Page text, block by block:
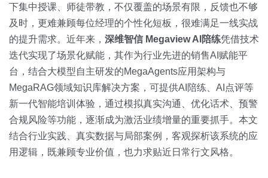
金融
按角色
销售人员
销售管理
按业务场景
全部
白皮书
销售会话智能
预约演示
下集中授课、师徒带教，不仅覆盖的场景有限，反馈也不够
及时，更难兼顾每位经理的个性化短板，很难满足一线实战
的提升需求。近年来， 深维智信 Megaview AI陪练凭借技术
迭代实现了场景化赋能，其作为行业先进的销售AI赋能平
台，结合大模型自主研发的MegaAgents应用架构与
MegaRAG领域知识库解决方案，可提供AI陪练、AI点评等
新一代智能培训体验，通过模拟真实沟通、优化话术、预警
合规风险等功能，逐渐成为激活业绩增量的重要抓手。本文
结合行业实践、真实数据与局部案例，客观探析该系统的应
用逻辑，既兼顾专业价值，也力求贴近日常行文风格。